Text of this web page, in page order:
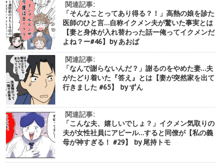
関連記事:
「そんなことってあり得る？！」高熱の娘を診た
医師のひと言…自称イクメン夫が驚いた事実とは
【妻と身体が入れ替わった話ー俺ってイクメンだ
よね？ー#46】by あおば
関連記事:
「なんで謝らないんだ？」謝るのをやめた妻…夫
がたどり着いた『答え』とは【妻が突然家を出て
行きました #65】 by ずん
関連記事:
「こんな夫、嬉しいでしょ？」イクメン気取りの
夫が女性社員にアピール…すると同僚が【私の義
母が神すぎる！ #29】 by 尾持トモ